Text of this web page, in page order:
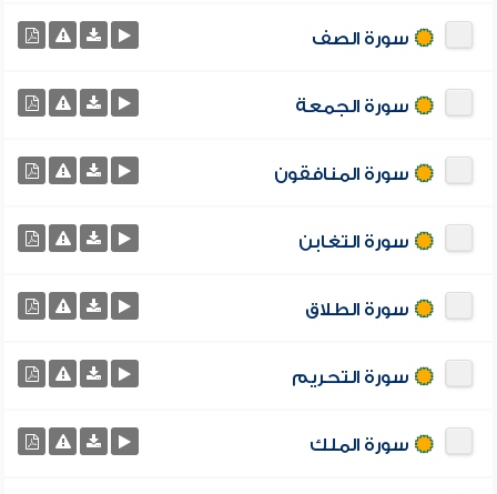
سورة الصف
سورة الجمعة
سورة المنافقون
سورة التغابن
سورة الطلاق
سورة التحريم
سورة الملك